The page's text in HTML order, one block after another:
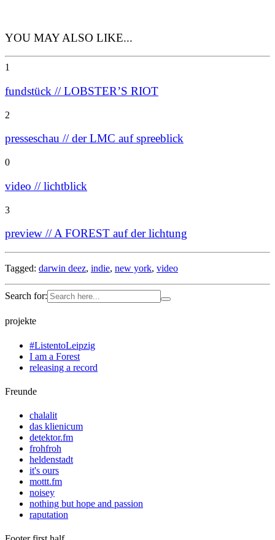
YOU MAY ALSO LIKE...
1
fundstück // LOBSTER’S RIOT
2
presseschau // der LMC auf spreeblick
0
video // lichtblick
3
preview // A FOREST auf der lichtung
Tagged: darwin deez, indie, new york, video
Search for:
projekte
#ListentoLeipzig
I am a Forest
releasing a record
Freunde
chalalit
das klienicum
detektor.fm
frohfroh
heldenstadt
it's ours
mottt.fm
noisey
nothing but hope and passion
raputation